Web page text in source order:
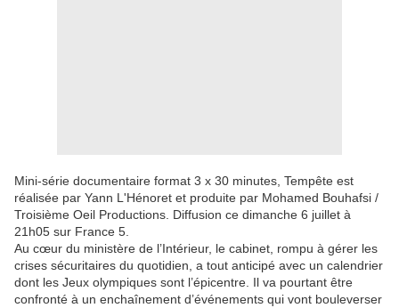
Mini-série documentaire format 3 x 30 minutes, Tempête est
réalisée par Yann L'Hénoret et produite par Mohamed Bouhafsi /
Troisième Oeil Productions. Diffusion ce dimanche 6 juillet à
21h05 sur France 5.
Au cœur du ministère de l’Intérieur, le cabinet, rompu à gérer les
crises sécuritaires du quotidien, a tout anticipé avec un calendrier
dont les Jeux olympiques sont l’épicentre. Il va pourtant être
confronté à un enchaînement d’événements qui vont bouleverser